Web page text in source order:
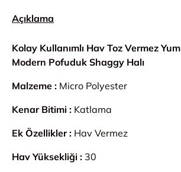
Açıklama
Kolay Kullanımlı Hav Toz Vermez
Modern Pofuduk Shaggy Halı
Malzeme : Micro Polyester
Kenar Bitimi : Katlama
Ek Özellikler : Hav Vermez
Hav Yüksekliği : 30